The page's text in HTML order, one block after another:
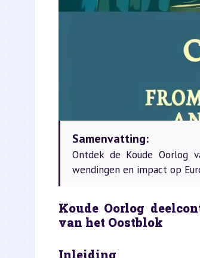
Samenvatting:
Ontdek de Koude Oorlog
wendingen en impact op
Koude Oorlog
van het Oostblok
Inleiding